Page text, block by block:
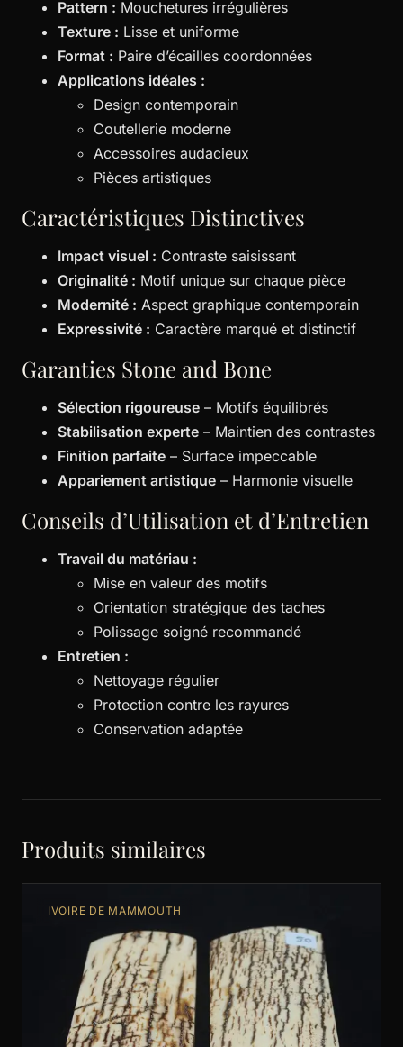
Pattern : Mouchetures irrégulières
Texture : Lisse et uniforme
Format : Paire d’écailles coordonnées
Applications idéales :
Design contemporain
Coutellerie moderne
Accessoires audacieux
Pièces artistiques
Caractéristiques Distinctives
Impact visuel : Contraste saisissant
Originalité : Motif unique sur chaque pièce
Modernité : Aspect graphique contemporain
Expressivité : Caractère marqué et distinctif
Garanties Stone and Bone
Sélection rigoureuse – Motifs équilibrés
Stabilisation experte – Maintien des contrastes
Finition parfaite – Surface impeccable
Appariement artistique – Harmonie visuelle
Conseils d’Utilisation et d’Entretien
Travail du matériau :
Mise en valeur des motifs
Orientation stratégique des taches
Polissage soigné recommandé
Entretien :
Nettoyage régulier
Protection contre les rayures
Conservation adaptée
Produits similaires
IVOIRE DE MAMMOUTH